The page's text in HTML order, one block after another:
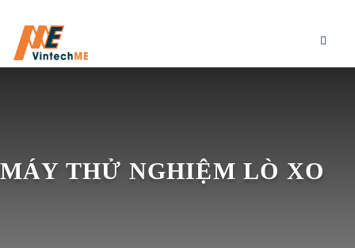
MÁY THỬ NGHIỆM LÒ XO